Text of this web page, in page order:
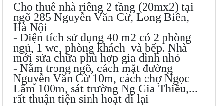
Cho thuê nhà riêng 2 tầng (20mx2) tại
ngõ 285 Nguyễn Văn Cừ, Long Biên,
Hà Nội
- Diện tích sử dụng 40 m2 có 2 phòng
ngủ, 1 wc, phòng khách và bếp. Nhà
mới sửa chữa phù hợp gia đình nhỏ
- Nằm trong ngõ, cách mặt đường
Nguyễn Văn Cừ 10m, cách chợ Ngọc
Lâm 100m, sát trường Ng Gia Thiều,...
rất thuận tiện sinh hoạt đi lại